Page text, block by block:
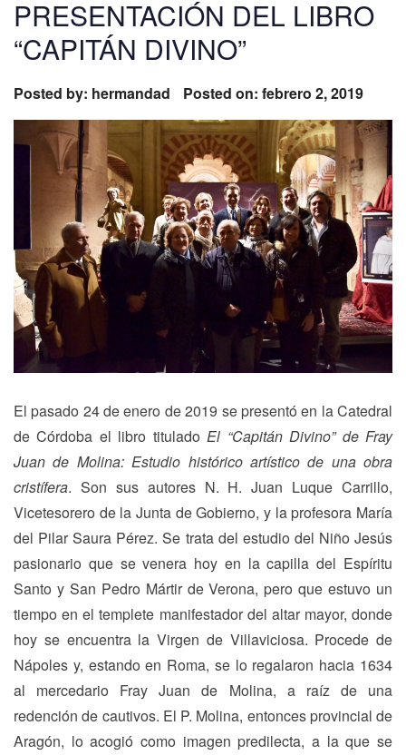
PRESENTACIÓN DEL LIBRO
“CAPITÁN DIVINO”
Posted by: hermandad Posted on: febrero 2, 2019
El pasado 24 de enero de 2019 se presentó en la Catedral
de Córdoba el libro tituladoEl “Capitán Divino” de Fray
Juan de Molina: Estudio histórico artístico de una obra
cristífera. Son sus autores N. H. Juan Luque Carrillo,
Vicetesorero de la Junta de Gobierno, y la profesora María
del Pilar Saura Pérez. Se trata del estudio del Niño Jesús
pasionario que se venera hoy en la capilla del Espíritu
Santo y San Pedro Mártir de Verona, pero que estuvo un
tiempo en el templete manifestador del altar mayor, donde
hoy se encuentra la Virgen de Villaviciosa. Procede de
Nápoles y, estando en Roma, se lo regalaron hacia 1634
al mercedario Fray Juan de Molina, a raíz de una
redención de cautivos. El P. Molina, entonces provincial de
Aragón, lo acogió como imagen predilecta, a la que se